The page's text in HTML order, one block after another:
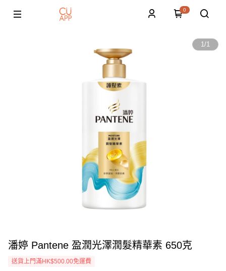
0
1/1
潘婷 Pantene 盈潤光澤潤髮精華素 650克
送貨上門滿HK$500.00免運費